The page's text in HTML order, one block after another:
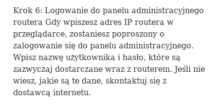
Krok 6: Logowanie do panelu administracyjnego
routera Gdy wpiszesz adres IP routera w
przeglądarce, zostaniesz poproszony o
zalogowanie się do panelu administracyjnego.
Wpisz nazwę użytkownika i hasło, które są
zazwyczaj dostarczane wraz z routerem. Jeśli nie
wiesz, jakie są te dane, skontaktuj się z
dostawcą internetu.